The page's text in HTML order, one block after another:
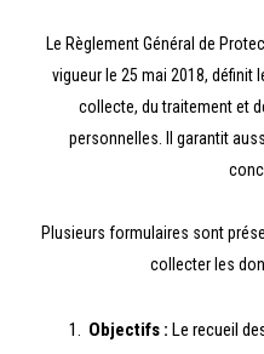
Le Règlement Général de
vigueur le 25 mai 2018, définit
collecte, du traitement et
personnelles. Il garantit
Plusieurs formulaires sont
collecter les
Objectifs : Le recueil